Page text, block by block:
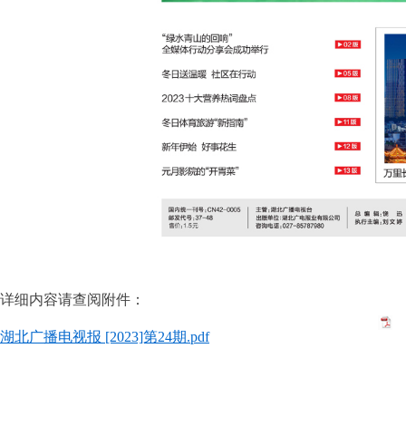
详细内容请查阅附件：
湖北广播电视报 [2023]第24期.pdf